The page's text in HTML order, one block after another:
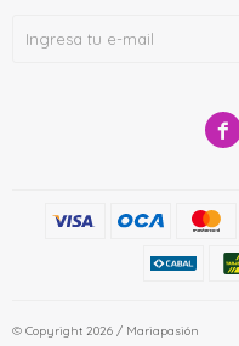

© Copyright 2026 / Mariapasión